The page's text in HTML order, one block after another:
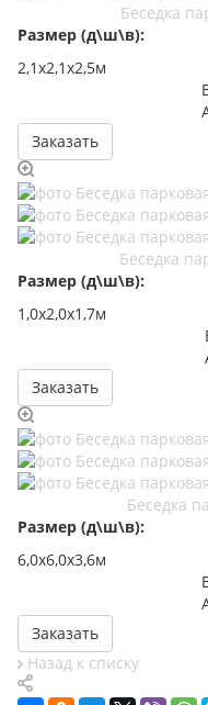
Беседка
Размер (д\ш\в):
2,1х2,1х2,5м
Заказать
Беседка
Размер (д\ш\в):
1,0х2,0х1,7м
Заказать
Беседка
Размер (д\ш\в):
6,0х6,0х3,6м
Заказать
Назад к списку